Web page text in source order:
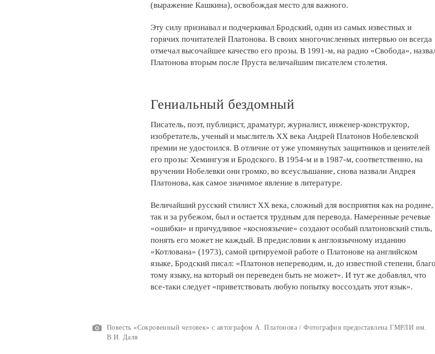
(выражение Кашкина), освобождая место для важного.
Эту силу признавал и подчеркивал Бродский, один из самых известных и
горячих почитателей Платонова. В своих многочисленных интервью он всегда
отмечал высочайшее качество его прозы. В 1991-м, на радио «Свобода»,
Платонова вторым после Пруста величайшим писателем столетия.
Гениальный бездомный
Писатель, поэт, публицист, драматург, журналист, инженер-конструктор,
изобретатель, ученый и мыслитель XX века Андрей Платонов Нобелевской
премии не удостоился. В отличие от уже упомянутых защитников и ценителей
его прозы: Хемингуэя и Бродского. В 1954-м и в 1987-м, соответственно, на
вручении Нобелевки они громко, во всеуслышание, снова назвали Андрея
Платонова, как самое значимое явление в литературе.
Величайший русский стилист XX века, сложный для восприятия как на родине,
так и за рубежом, был и остается трудным для перевода. Намеренные речевые
«ошибки» и причудливое «косноязычие» создают особый платоновский стиль,
понять его может не каждый. В предисловии к англоязычному изданию
«Котлована» (1973), самой цитируемой работе о Платонове на английском
языке, Бродский писал: «Платонов непереводим, и, до известной степени,
тому языку, на который он переведен быть не может». И тут же добавлял, что
все-таки следует «приветствовать любую попытку воссоздать этот язык».
Повесть «Сокровенный человек» с автографом А. Платонова / Фотография предоставлена ГМРЛИ им.
В.И. Даля